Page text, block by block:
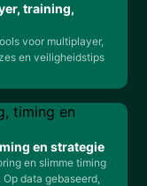
training,
voor multiplayer,
en veiligheidstips
en strategie
en slimme timing
data gebaseerd,